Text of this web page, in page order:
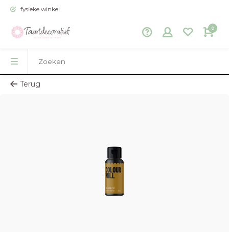
fysieke winkel
0
Terug